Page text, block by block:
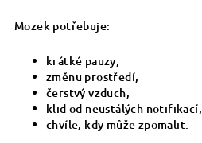
Mozek potřebuje:
krátké pauzy,
změnu prostředí,
čerstvý vzduch,
klid od neustálých notifikací,
chvíle, kdy může zpomalit.